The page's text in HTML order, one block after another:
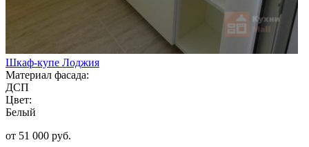
Шкаф-купе Лоджия
Материал фасада:
ДСП
Цвет:
Белый
от 51 000 руб.